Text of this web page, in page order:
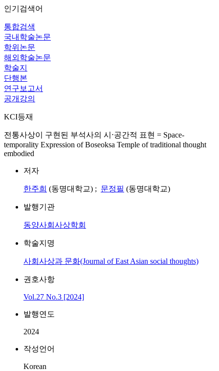
인기검색어
통합검색
국내학술논문
학위논문
해외학술논문
학술지
단행본
연구보고서
공개강의
KCI등재
전통사상이 구현된 부석사의 시⋅공간적 표현 = Space-
temporality Expression of Boseoksa Temple of traditional thought
embodied
저자
한주희 (동명대학교) ; 문정필 (동명대학교)
발행기관
동양사회사상학회
학술지명
사회사상과 문화(Journal of East Asian social thoughts)
권호사항
Vol.27 No.3 [2024]
발행연도
2024
작성언어
Korean